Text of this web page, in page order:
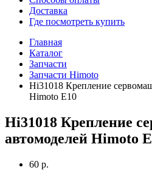
Доставка
Где посмотреть купить
Главная
Каталог
Запчасти
Запчасти Himoto
Hi31018 Крепление
Himoto E10
Hi31018 Крепление
автомоделей Himoto
60 р.